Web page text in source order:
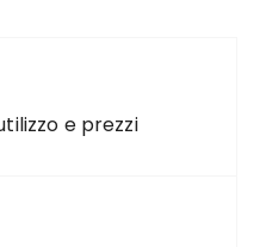
e prezzi